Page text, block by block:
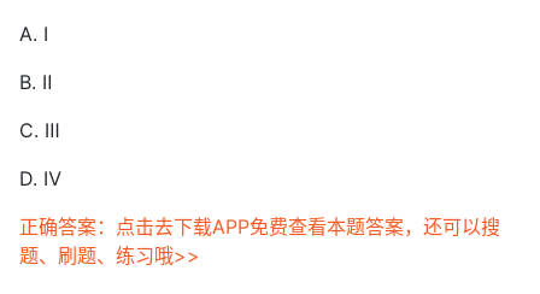
A. Ⅰ
B. Ⅱ
C. Ⅲ
D. Ⅳ
正确答案：点击去下载APP免费查看本题答案，还可以搜
题、刷题、练习哦>>